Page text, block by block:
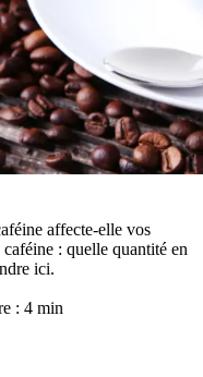
affecte-elle vos
: quelle quantité en
ici.
: 4 min